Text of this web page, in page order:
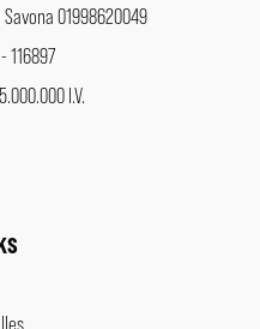
Savona 01998620049
116897
I.V.